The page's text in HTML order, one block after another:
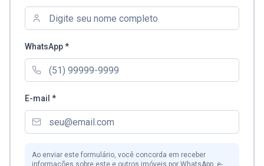
WhatsApp *
E-mail *
Ao enviar este formulário, você concorda em receber
informações sobre este e outros imóveis por WhatsApp, e-